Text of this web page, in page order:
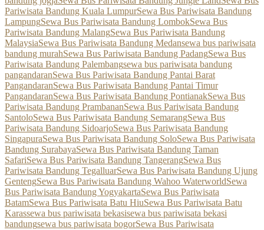
Pariwisata Bandung Kuala LumpurSewa Bus Pariwisata Bandung
LampungSewa Bus Pariwisata Bandung LombokSewa Bus
Pariwisata Bandung MalangSewa Bus Pariwisata Bandung
MalaysiaSewa Bus Pariwisata Bandung Medansewa bus pariwisata
bandung murahSewa Bus Pariwisata Bandung PadangSewa Bus
Pariwisata Bandung Palembangsewa bus pariwisata bandung
pangandaranSewa Bus Pariwisata Bandung Pantai Barat
PangandaranSewa Bus Pariwisata Bandung Pantai Timur
PangandaranSewa Bus Pariwisata Bandung PontianakSewa Bus
Pariwisata Bandung PrambananSewa Bus Pariwisata Bandung
SantoloSewa Bus Pariwisata Bandung SemarangSewa Bus
Pariwisata Bandung SidoarjoSewa Bus Pariwisata Bandung
SingapuraSewa Bus Pariwisata Bandung SoloSewa Bus Pariwisata
Bandung SurabayaSewa Bus Pariwisata Bandung Taman
SafariSewa Bus Pariwisata Bandung TangerangSewa Bus
Pariwisata Bandung TegalluarSewa Bus Pariwisata Bandung Ujung
GentengSewa Bus Pariwisata Bandung Wahoo WaterworldSewa
Bus Pariwisata Bandung YogyakartaSewa Bus Pariwisata
BatamSewa Bus Pariwisata Batu HiuSewa Bus Pariwisata Batu
Karassewa bus pariwisata bekasisewa bus pariwisata bekasi
bandungsewa bus pariwisata bogorSewa Bus Pariwisata